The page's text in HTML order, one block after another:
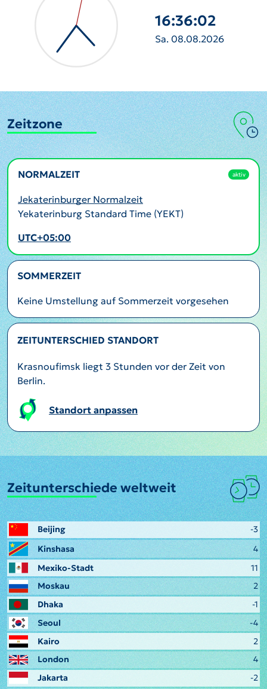
16:36:04
Sa. 08.08.2026
Zeitzone
NORMALZEIT aktiv
Jekaterinburger Normalzeit
Yekaterinburg Standard Time (YEKT)
UTC+05:00
SOMMERZEIT
Keine Umstellung auf Sommerzeit vorgesehen
ZEITUNTERSCHIED STANDORT
Krasnoufimsk liegt 3 Stunden vor der Zeit von
Berlin.
Standort anpassen
Zeitunterschiede weltweit
Beijing
-3
Kinshasa
4
Mexiko-Stadt
11
Moskau
2
Dhaka
-1
Seoul
-4
Kairo
2
London
4
Jakarta
-2